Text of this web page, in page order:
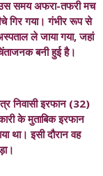
उस समय अफरा-तफरी मच
गिर गया। गंभीर रूप से
ले जाया गया, जहां
बनी हुई है।
निवासी इरफान (32)
के मुताबिक इरफान
था। इसी दौरान वह